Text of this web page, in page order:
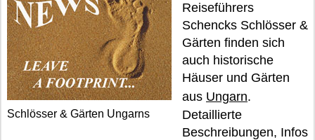
Schlösser & Gärten Ungarns
Reiseführers
Schencks Schlösser &
Gärten finden sich
auch historische
Häuser und Gärten
aus Ungarn.
Detaillierte
Beschreibungen, Infos